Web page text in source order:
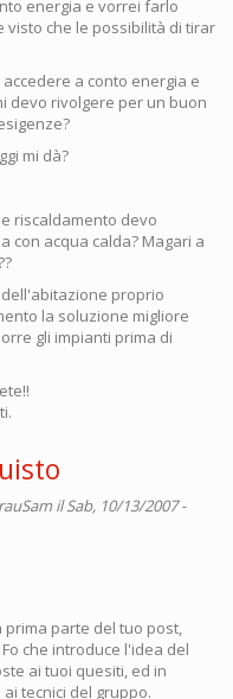
energia e vorrei farlo
che le possibilità di tirar
a conto energia e
devo rivolgere per un buon
mi dà?
riscaldamento devo
con acqua calda? Magari a
proprio
la soluzione migliore
gli impianti prima di
il Sab, 10/13/2007 -
parte del tuo post,
che introduce l'idea del
ai tuoi quesiti, ed in
tecnici del gruppo.